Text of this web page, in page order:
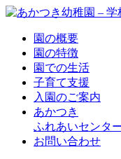
園の概要
園の特徴
園での生活
子育て支援
入園のご案内
あかつき
ふれあいセンタ
お問い合わせ